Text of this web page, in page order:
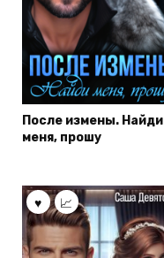
После измены. Найди
меня, прошу